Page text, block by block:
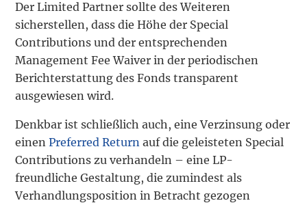
Der Limited Partner sollte des Weiteren
sicherstellen, dass die Höhe der Special
Contributions und der entsprechenden
Management Fee Waiver in der periodischen
Berichterstattung des Fonds transparent
ausgewiesen wird.
Denkbar ist schließlich auch, eine Verzinsung oder
einenPreferred Return auf die geleisteten Special
Contributions zu verhandeln – eine LP-
freundliche Gestaltung, die zumindest als
Verhandlungsposition in Betracht gezogen